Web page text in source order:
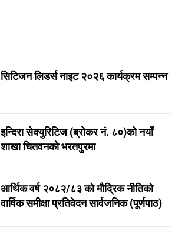
सिटिजन लिडर्स नाइट २०२६ कार्यक्रम सम्पन्न
इन्दिरा सेक्युरिटिज (ब्रोकर नं. ८०)को नयाँ
शाखा चितवनको भरतपुरमा
आर्थिक वर्ष २०८२/८३ को मौद्रिक नीतिको
वार्षिक समीक्षा प्रतिवेदन सार्वजनिक (पूर्णपाठ)